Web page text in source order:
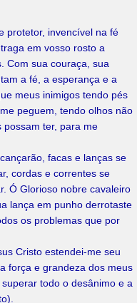
protetor, invencível na fé
em vosso rosto a
Com sua couraça, sua
a fé, a esperança e a
meus inimigos tendo pés
peguem, tendo olhos não
possam ter, para me
facas e lanças se
cordas e correntes se
Ó Glorioso nobre cavaleiro
lança em punho derrotaste
os problemas que por
Cristo estendei-me seu
força e grandeza dos meus
todo o desânimo e a